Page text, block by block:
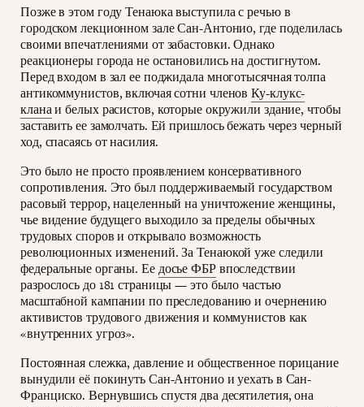
Позже в этом году Тенаюка выступила с речью в
городском лекционном зале Сан-Антонио, где поделилась
своими впечатлениями от забастовки. Однако
реакционеры города не остановились на достигнутом.
Перед входом в зал ее поджидала многотысячная толпа
антикоммунистов, включая сотни членовКу-клукс-
кланаи белых расистов, которые окружили здание, чтобы
заставить ее замолчать. Ей пришлось бежать через черный
ход, спасаясь от насилия.
Это было не просто проявлением консервативного
сопротивления. Это был поддерживаемый государством
расовый террор, нацеленный на уничтожение женщины,
чье видение будущего выходило за пределы обычных
трудовых споров и открывало возможность
революционных изменений. За Тенаюкой уже следили
федеральные органы. Еедосье ФБРвпоследствии
разрослось до 181 страницы — это было частью
масштабной кампании по преследованию и очернению
активистов трудового движения и коммунистов как
«внутренних угроз».
Постоянная слежка, давление и общественное порицание
вынудили её покинуть Сан-Антонио и уехать в Сан-
Франциско. Вернувшись спустя два десятилетия, она